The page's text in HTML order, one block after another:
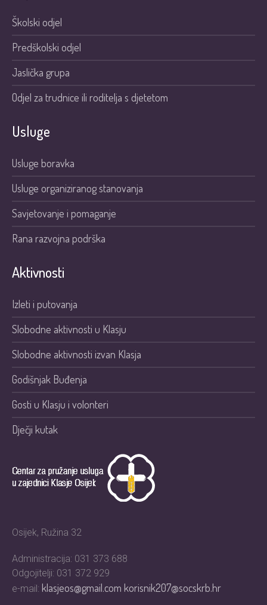
Školski odjel
Predškolski odjel
Jaslička grupa
Odjel za trudnice ili roditelja s djetetom
Usluge
Usluge boravka
Usluge organiziranog stanovanja
Savjetovanje i pomaganje
Rana razvojna podrška
Aktivnosti
Izleti i putovanja
Slobodne aktivnosti u Klasju
Slobodne aktivnosti izvan Klasja
Godišnjak Buđenja
Gosti u Klasju i volonteri
Dječji kutak
Osijek, Ružina 32
Administracija: 031 373 688
Odgojitelji: 031 372 929
e-mail: klasjeos@gmail.comkorisnik207@socskrb.hr